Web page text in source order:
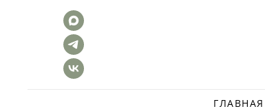
ГЛАВНАЯ